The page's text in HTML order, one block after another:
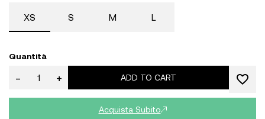
XS S M L
Quantità
- + ADD TO CART
Acquista Subito